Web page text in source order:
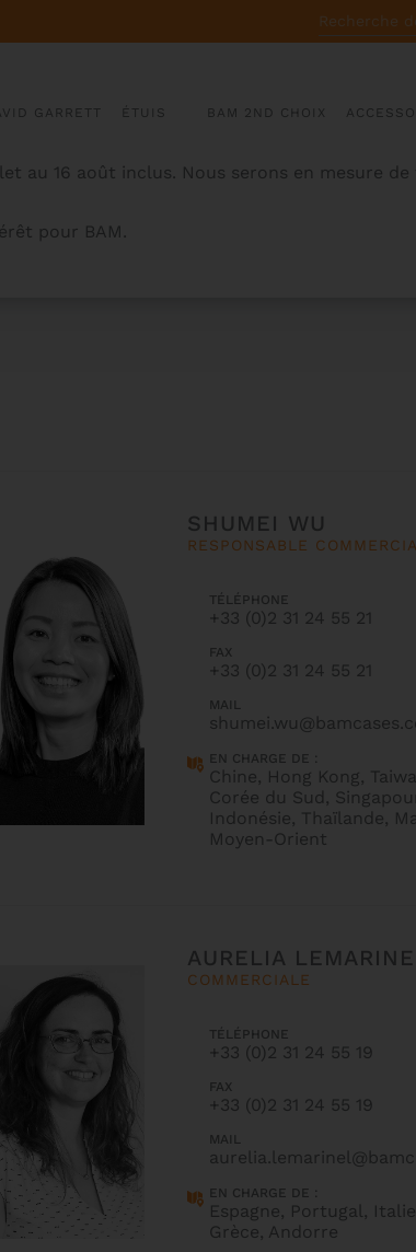
RECHERCHE
POUR :
GARRETT ÉTUIS BAM 2ND CHOIX
au 16 août inclus. Nous serons en mesure
pour BAM.
SHUMEI WU
RESPONSABLE
TÉLÉPHONE
+33 (0)2 31 24 55 21
FAX
+33 (0)2 31 24 55 21
MAIL
EN CHARGE DE :
Chine, Hong Kong,
Corée du Sud,
Indonésie, Thaïlande,
Moyen-Orient
AURELIA
COMMERCIALE
TÉLÉPHONE
+33 (0)2 31 24 55 19
FAX
+33 (0)2 31 24 55 19
MAIL
EN CHARGE DE :
Espagne, Portugal,
Grèce, Andorre